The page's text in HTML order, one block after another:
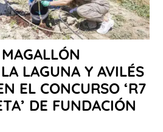
LAGUNA Y AVILÉS
EL CONCURSO ‘R7
DE FUNDACIÓN